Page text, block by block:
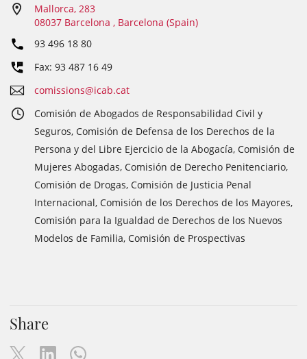
Mallorca, 283
08037 Barcelona , Barcelona (Spain)
93 496 18 80
Fax: 93 487 16 49
comissions@icab.cat
Comisión de Abogados de Responsabilidad Civil y
Seguros, Comisión de Defensa de los Derechos de la
Persona y del Libre Ejercicio de la Abogacía, Comisión de
Mujeres Abogadas, Comisión de Derecho Penitenciario,
Comisión de Drogas, Comisión de Justicia Penal
Internacional, Comisión de los Derechos de los Mayores,
Comisión para la Igualdad de Derechos de los Nuevos
Modelos de Familia, Comisión de Prospectivas
Share